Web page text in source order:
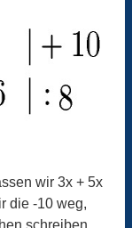
wir 3x + 5x
die -10 weg,
schreiben